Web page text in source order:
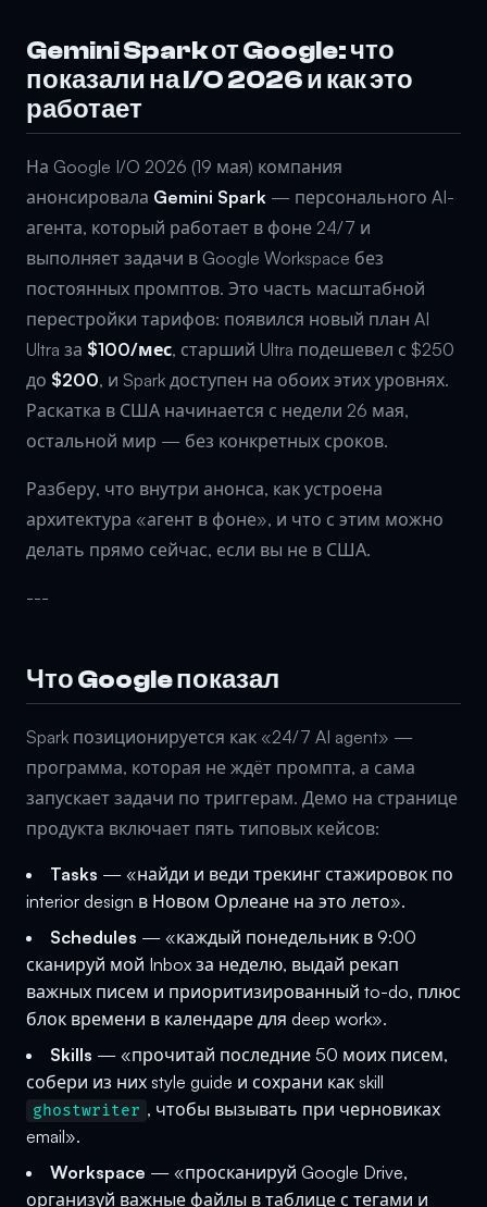
Gemini Spark от Google: что
показали на I/O 2026 и как это
работает
На Google I/O 2026 (19 мая) компания
анонсировала Gemini Spark — персонального AI-
агента, который работает в фоне 24/7 и
выполняет задачи в Google Workspace без
постоянных промптов. Это часть масштабной
перестройки тарифов: появился новый план AI
Ultra за $100/мес, старший Ultra подешевел с $250
до $200, и Spark доступен на обоих этих уровнях.
Раскатка в США начинается с недели 26 мая,
остальной мир — без конкретных сроков.
Разберу, что внутри анонса, как устроена
архитектура «агент в фоне», и что с этим можно
делать прямо сейчас, если вы не в США.
---
Что Google показал
Spark позиционируется как «24/7 AI agent» —
программа, которая не ждёт промпта, а сама
запускает задачи по триггерам. Демо на странице
продукта включает пять типовых кейсов:
Tasks — «найди и веди трекинг стажировок по
interior design в Новом Орлеане на это лето».
Schedules — «каждый понедельник в 9:00
сканируй мой Inbox за неделю, выдай рекап
важных писем и приоритизированный to-do, плюс
блок времени в календаре для deep work».
Skills — «прочитай последние 50 моих писем,
собери из них style guide и сохрани как skill
ghostwriter , чтобы вызывать при черновиках
email».
Workspace — «просканируй Google Drive,
организуй важные файлы в таблице с тегами и